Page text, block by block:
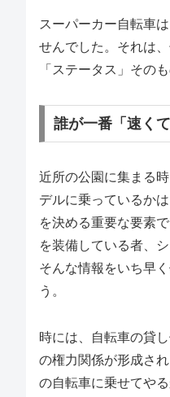
スーパーカー自転車
せんでした。それは
「ステータス」その
誰が一番「速く
近所の公園に集まる
デルに乗っているか
を決める重要な要素
を装備している者、
そんな情報をいち早
う。
時には、自転車の貸
の権力関係が形成さ
の自転車に乗せてや